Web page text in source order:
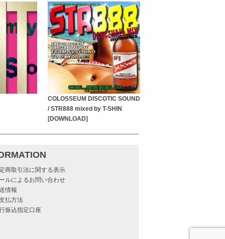
COLOSSEUM DISCOTIC SOUND
/ STR888 mixed by T-SHIN
[DOWNLOAD]
商取引法に関する表示
ルによるお問い合わせ
情報
払方法
振込指定口座